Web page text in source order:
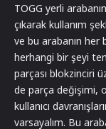
TOGG yerli
çıkarak kullanım
ve bu arabanın her
herhangi bir şeyi
parçası blokzinciri
de parça değişimi,
kullanıcı
varsayalım. Bu